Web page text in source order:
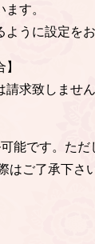
す。
ように設定を
請求致しませ
能です。た
はご了承下さい